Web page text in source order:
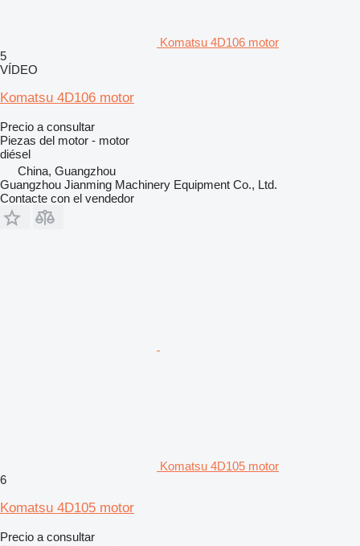
Komatsu 4D106 motor
5
VÍDEO
Komatsu 4D106 motor
Precio a consultar
Piezas del motor - motor
diésel
China, Guangzhou
Guangzhou Jianming Machinery Equipment Co., Ltd.
Contacte con el vendedor
Komatsu 4D105 motor
6
Komatsu 4D105 motor
Precio a consultar